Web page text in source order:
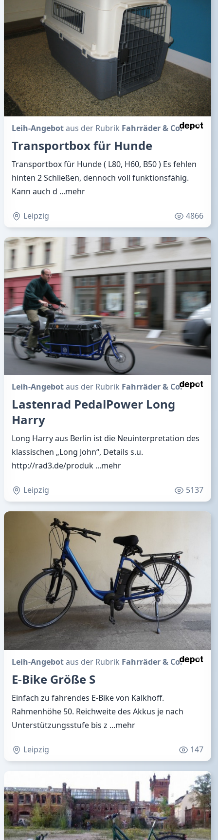
Leih-Angebotaus der Rubrik Fahrräder & Co.
Transportbox für Hunde
Transportbox für Hunde ( L80, H60, B50 ) Es fehlen
hinten 2 Schließen, dennoch voll funktionsfähig.
Kann auch d ...mehr
Leipzig 4866
Leih-Angebotaus der Rubrik Fahrräder & Co.
Lastenrad PedalPower Long
Harry
Long Harry aus Berlin ist die Neuinterpretation des
klassischen „Long John“, Details s.u.
http://rad3.de/produk ...mehr
Leipzig 5137
Leih-Angebotaus der Rubrik Fahrräder & Co.
E-Bike Größe S
Einfach zu fahrendes E-Bike von Kalkhoff.
Rahmenhöhe 50. Reichweite des Akkus je nach
Unterstützungsstufe bis z ...mehr
Leipzig 147